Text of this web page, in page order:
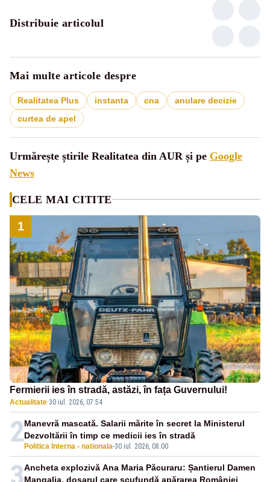
Distribuie articolul
Mai multe articole despre
Realitatea Plus instanta cna
anulare decizie
curtea de apel
Urmărește știrile Realitatea din AUR și pe Google
News
CELE MAI CITITE
1
Fermierii ies în stradă, astăzi, în fața Guvernului!
Actualitate·30 iul. 2026, 07:54
2 Politica Interna - nationala-30 iul. 2026, 08:00
Manevră mascată. Salarii mărite în secret la Ministerul
Dezvoltării în timp ce medicii ies în stradă
Ancheta explozivă Ana Maria Păcuraru: Șantierul Damen
Mangalia, dosarul care scufundă apărarea României